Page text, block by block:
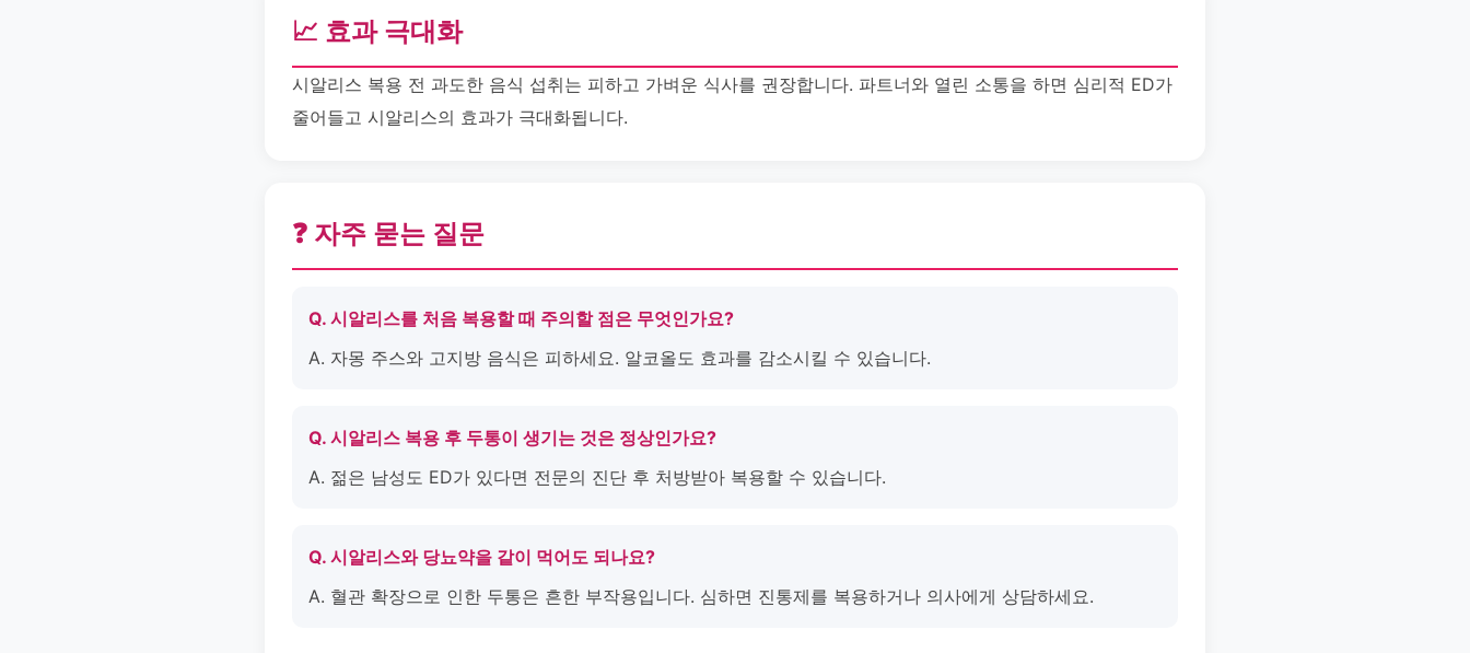
📈 효과 극대화
시알리스 복용 전 과도한 음식 섭취는 피하고 가벼운 식사를 권장합니다. 파트너와 열린 소통을 하면 심리적 ED가
줄어들고 시알리스의 효과가 극대화됩니다.
❓ 자주 묻는 질문
Q. 시알리스를 처음 복용할 때 주의할 점은 무엇인가요?
A. 자몽 주스와 고지방 음식은 피하세요. 알코올도 효과를 감소시킬 수 있습니다.
Q. 시알리스 복용 후 두통이 생기는 것은 정상인가요?
A. 젊은 남성도 ED가 있다면 전문의 진단 후 처방받아 복용할 수 있습니다.
Q. 시알리스와 당뇨약을 같이 먹어도 되나요?
A. 혈관 확장으로 인한 두통은 흔한 부작용입니다. 심하면 진통제를 복용하거나 의사에게 상담하세요.